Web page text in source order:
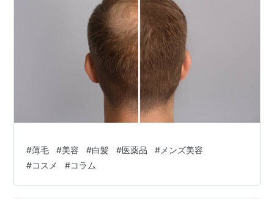
#薄毛 #美容 #白髪 #医薬品 # メンズ美容
#コスメ #コラム